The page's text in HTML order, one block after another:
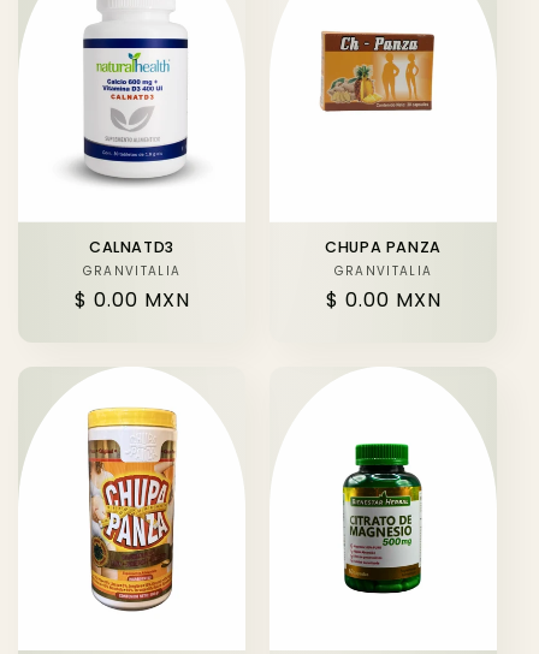
CALNATD3
Proveedor:
GRANVITALIA
Precio
$ 0.00 MXN
CHUPA PANZA
Proveedor:
GRANVITALIA
Precio
$ 0.00 MXN